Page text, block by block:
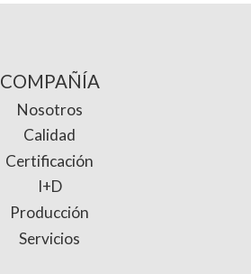
COMPAÑÍA
Nosotros
Calidad
Certificación
I+D
Producción
Servicios